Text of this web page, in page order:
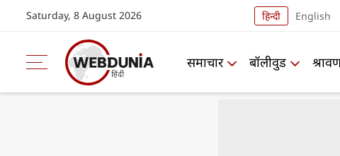
Saturday, 8 August 2026 हिन्दी English
समाचार बॉलीवुड